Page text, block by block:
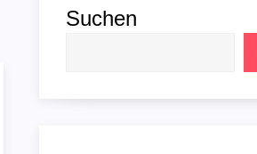
Suchen